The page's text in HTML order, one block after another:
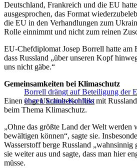
Deutschland, Frankreich und die EU
ausgesprochen, das Format
die EU in den Verhandlungen zum
Rolle einnimmt und nicht zum reinen
EU-Chefdiplomat Josep Borrell hatte am
dass Russland „über unseren Kopf
uns nicht gäbe.“
Borrell drängt auf Beteiligung der
über Ukraine-Konflikt
Gemeinsamkeiten bei Klimaschutz
Einen engen Schulterschluss mit
beim Thema Klimaschutz.
„Ohne das größte Land der Welt
bewältigen können“, sagte sie.
Wasserstoff berge Russland „wahnsinnig
sie weiter aus und sagte, dass man hier
müsse.